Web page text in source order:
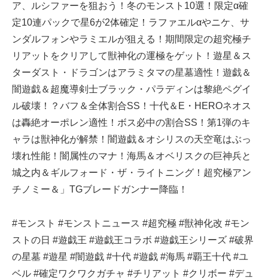
ア、ルシファーを狙おう！冬のモンスト10選！限定α確
定10連パックで星6が2体確定！ラファエルαやニケ、サ
ンダルフォンやラミエルが狙える！期間限定の超究極チ
リアットをクリアして獣神化の運極をゲット！遊星＆ス
ターダスト・ドラゴンはアラミタマの星墓適性！遊戯＆
闇遊戯＆超魔導剣士ブラック・パラディンは黎絶ペグイ
ル破壊！？バフ＆全体割合SS！十代＆E・HEROネオス
は轟絶オーポレン適性！ボス必中の割合SS！第1弾のキ
ャラは獣神化が解禁！闇遊戯＆オシリスの天空竜はぶっ
壊れ性能！闇属性のマナ！海馬＆オベリスクの巨神兵と
城之内＆ギルフォード・ザ・ライトニング！超究極アン
チノミー＆」TGブレードガンナー降臨！
#モンスト #モンストニュース #超究極 #獣神化改 #モン
ストの日 #遊戯王 #遊戯王コラボ #遊戯王シリーズ #破界
の星墓 #遊星 #闇遊戯 #十代 #遊戯 #海馬 #覇王十代 #ユ
ベル #確定ワクワクガチャ #チリアット #クリボー #デュ